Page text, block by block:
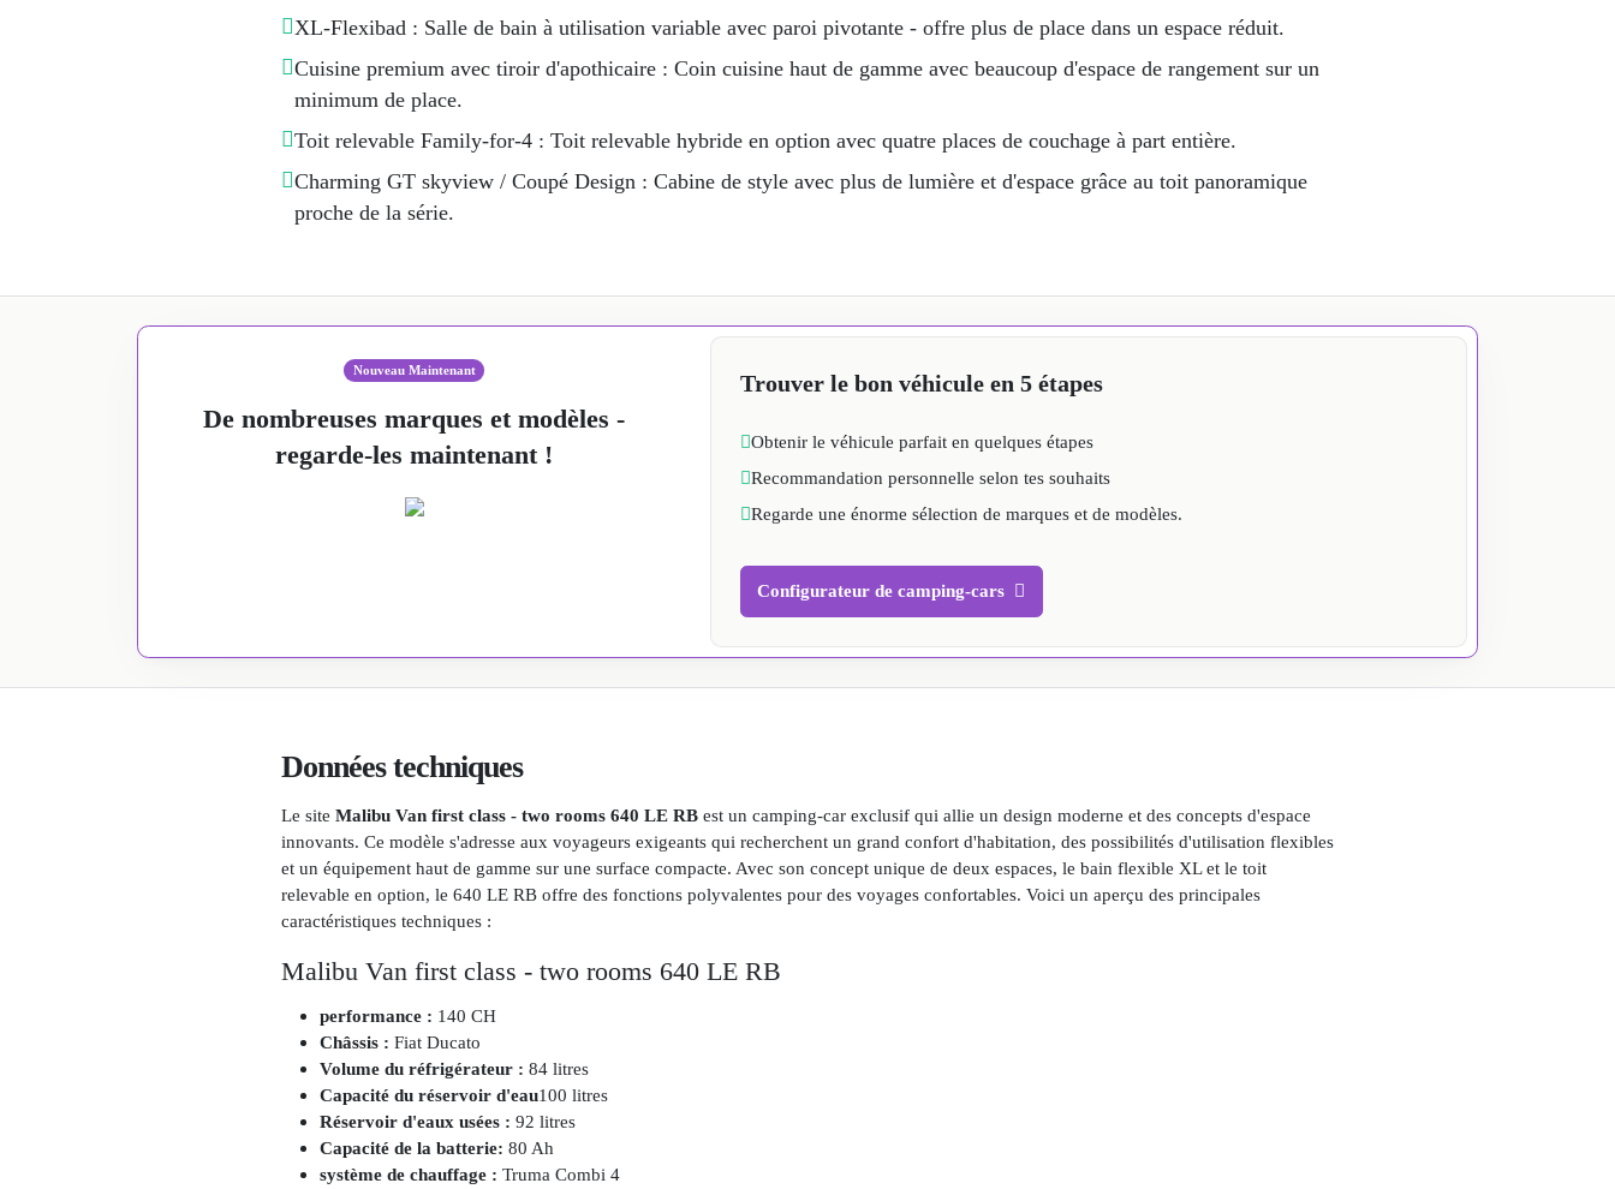
XL-Flexibad : Salle de bain à utilisation variable avec paroi pivotante - offre plus de place dans un espace réduit.
Cuisine premium avec tiroir d'apothicaire : Coin cuisine haut de gamme avec beaucoup d'espace de rangement sur un
minimum de place.
Toit relevable Family-for-4 : Toit relevable hybride en option avec quatre places de couchage à part entière.
Charming GT skyview / Coupé Design : Cabine de style avec plus de lumière et d'espace grâce au toit panoramique
proche de la série.
Nouveau Maintenant
De nombreuses marques et modèles -
regarde-les maintenant !
Trouver le bon véhicule en 5 étapes
Obtenir le véhicule parfait en quelques étapes
Recommandation personnelle selon tes souhaits
Regarde une énorme sélection de marques et de modèles.
Configurateur de camping-cars
Données techniques
Le site Malibu Van first class - two rooms 640 LE RB est un camping-car exclusif qui allie un design moderne et des concepts d'espace
innovants. Ce modèle s'adresse aux voyageurs exigeants qui recherchent un grand confort d'habitation, des possibilités d'utilisation flexibles
et un équipement haut de gamme sur une surface compacte. Avec son concept unique de deux espaces, le bain flexible XL et le toit
relevable en option, le 640 LE RB offre des fonctions polyvalentes pour des voyages confortables. Voici un aperçu des principales
caractéristiques techniques :
Malibu Van first class - two rooms 640 LE RB
performance : 140 CH
Châssis : Fiat Ducato
Volume du réfrigérateur : 84 litres
Capacité du réservoir d'eau100 litres
Réservoir d'eaux usées : 92 litres
Capacité de la batterie: 80 Ah
système de chauffage : Truma Combi 4